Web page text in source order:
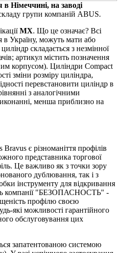
Німеччині, на заводі
групи компаній ABUS.
MX. Що це означає? Всі
Україну, можуть мати або
складається з незмінної
артикул містить позначення
корпусом). Циліндри Compact
зміни розміру циліндра,
перевстановити циліндр в
з аналогічними
менша приблизно на
є різноманіття профілів
представника торгової
Це важливо як з точки зору
дублювання, так і з
інструменту для відкривання
компанії "БЕЗОПАСНОСТЬ" -
профілю своєю
які можливості гарантійного
обслуговування цих
запатентованою системою